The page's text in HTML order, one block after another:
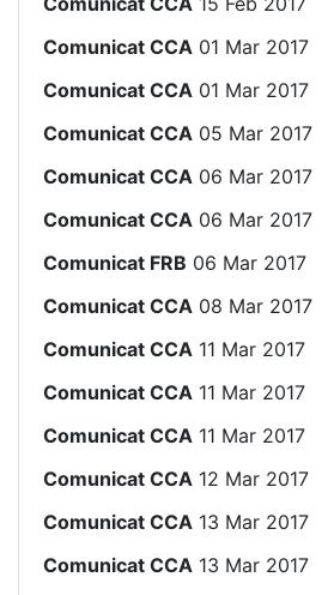
Comunicat CCA 01 Mar 2017
Comunicat CCA 01 Mar 2017
Comunicat CCA 05 Mar 2017
Comunicat CCA 06 Mar 2017
Comunicat CCA 06 Mar 2017
Comunicat FRB 06 Mar 2017
Comunicat CCA 08 Mar 2017
Comunicat CCA 11 Mar 2017
Comunicat CCA 11 Mar 2017
Comunicat CCA 11 Mar 2017
Comunicat CCA 12 Mar 2017
Comunicat CCA 13 Mar 2017
Comunicat CCA 13 Mar 2017